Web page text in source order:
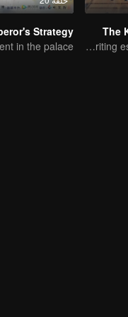
The
Ten years of blood writing esports brilliant